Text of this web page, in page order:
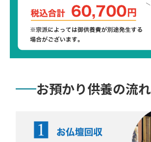
お預かり供養の流れ